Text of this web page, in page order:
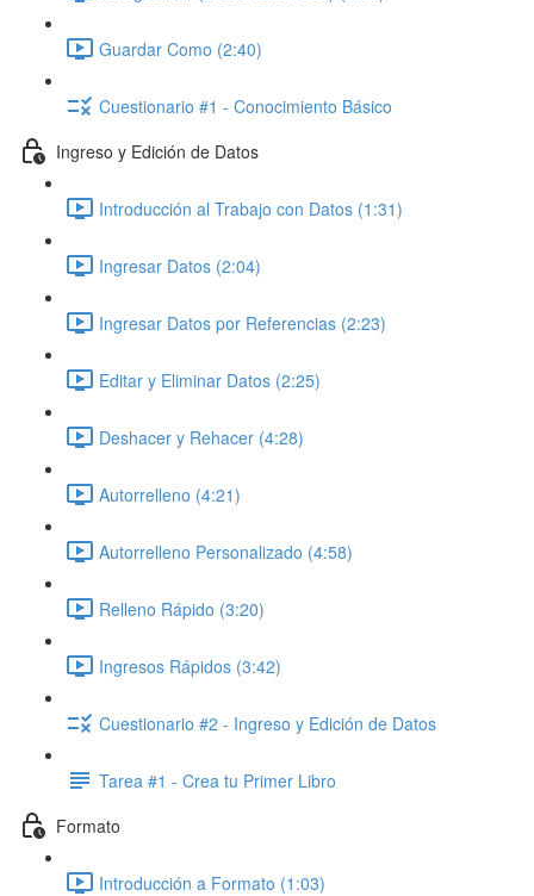
Guardar Como (2:40)
Cuestionario #1 - Conocimiento Básico
Ingreso y Edición de Datos
Introducción al Trabajo con Datos (1:31)
Ingresar Datos (2:04)
Ingresar Datos por Referencias (2:23)
Editar y Eliminar Datos (2:25)
Deshacer y Rehacer (4:28)
Autorrelleno (4:21)
Autorrelleno Personalizado (4:58)
Relleno Rápido (3:20)
Ingresos Rápidos (3:42)
Cuestionario #2 - Ingreso y Edición de Datos
Tarea #1 - Crea tu Primer Libro
Formato
Introducción a Formato (1:03)